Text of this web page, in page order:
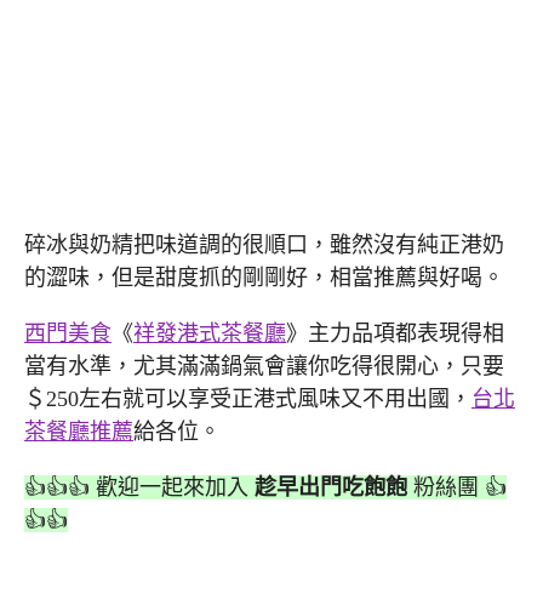
碎冰與奶精把味道調的很順口，雖然沒有純正港奶
的澀味，但是甜度抓的剛剛好，相當推薦與好喝。
西門美食 《祥發港式茶餐廳》主力品項都表現得相
當有水準，尤其滿滿鍋氣會讓你吃得很開心，只要
＄250左右就可以享受正港式風味又不用出國， 台北
茶餐廳推薦給各位。
👍👍👍 歡迎一起來加入 趁早出門吃飽飽 粉絲團 👍
👍👍